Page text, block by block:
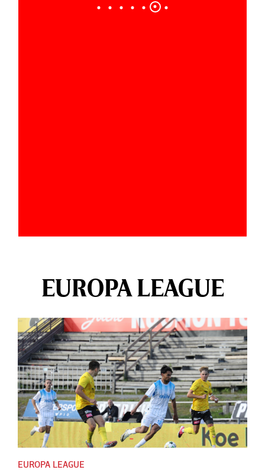
EUROPA LEAGUE
EUROPA LEAGUE